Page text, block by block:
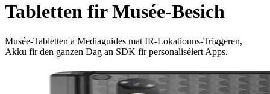
Tabletten fir Musée-Besich
Musée‑Tabletten a Mediaguides mat IR‑Lokatiouns‑Triggeren,
Akku fir den ganzen Dag an SDK fir personaliséiert Apps.